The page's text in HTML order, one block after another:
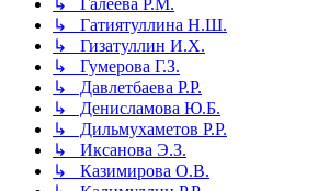
↳ Галеева Р.М.
↳ Гатиятуллина Н.Ш.
↳ Гизатуллин И.Х.
↳ Гумерова Г.З.
↳ Давлетбаева Р.Р.
↳ Денисламова Ю.Б.
↳ Дильмухаметов Р.Р.
↳ Иксанова Э.З.
↳ Казимирова О.В.